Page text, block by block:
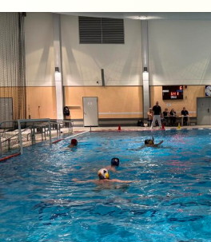
IM
WASSERBALL
FINDET
RHEINHAUSEN
STATT